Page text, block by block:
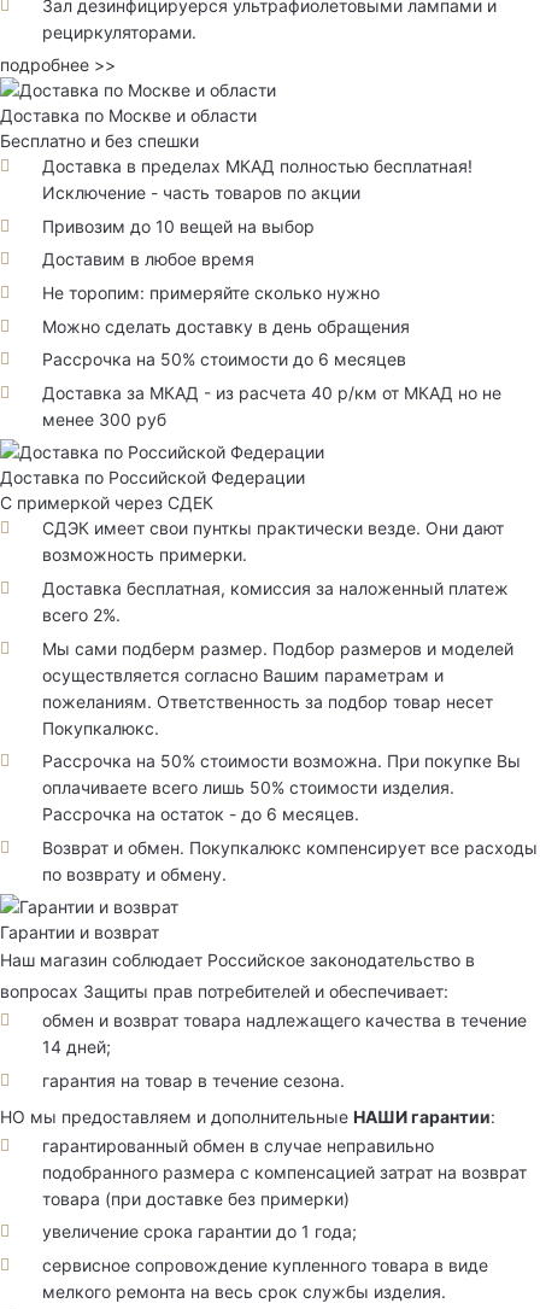
Зал дезинфицируерся ультрафиолетовыми лампами и
рециркуляторами.
подробнее >>
Доставка по Москве и области
Бесплатно и без спешки
Доставка в пределах МКАД полностью бесплатная!
Исключение - часть товаров по акции
Привозим до 10 вещей на выбор
Доставим в любое время
Не торопим: примеряйте сколько нужно
Можно сделать доставку в день обращения
Рассрочка на 50% стоимости до 6 месяцев
Доставка за МКАД - из расчета 40 р/км от МКАД но не
менее 300 руб
Доставка по Российской Федерации
С примеркой через СДЕК
СДЭК имеет свои пунткы практически везде. Они дают
возможность примерки.
Доставка бесплатная, комиссия за наложенный платеж
всего 2%.
Мы сами подберм размер. Подбор размеров и моделей
осуществляется согласно Вашим параметрам и
пожеланиям. Ответственность за подбор товар несет
Покупкалюкс.
Рассрочка на 50% стоимости возможна. При покупке Вы
оплачиваете всего лишь 50% стоимости изделия.
Рассрочка на остаток - до 6 месяцев.
Возврат и обмен. Покупкалюкс компенсирует все расходы
по возврату и обмену.
Гарантии и возврат
Наш магазин соблюдает Российское законодательство в
вопросах Защиты прав потребителей и обеспечивает:
обмен и возврат товара надлежащего качества в течение
14 дней;
гарантия на товар в течение сезона.
НО мы предоставляем и дополнительные НАШИ гарантии:
гарантированный обмен в случае неправильно
подобранного размера с компенсацией затрат на возврат
товара (при доставке без примерки)
увеличение срока гарантии до 1 года;
сервисное сопровождение купленного товара в виде
мелкого ремонта на весь срок службы изделия.